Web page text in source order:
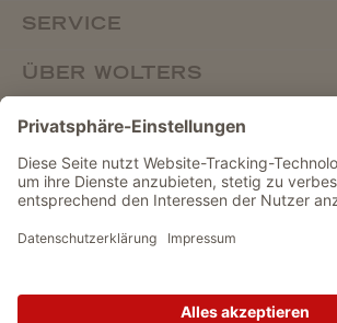
SERVICE
ÜBER WOLTERS
FACHHANDEL
Vertrag widerrufen